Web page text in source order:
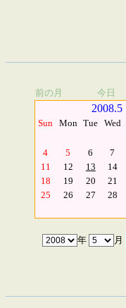
前の月 今日
2008.5
Sun Mon Tue Wed
4
5 6 7
11
12 13 14
18
19 20 21
25
26 27 28
年 月